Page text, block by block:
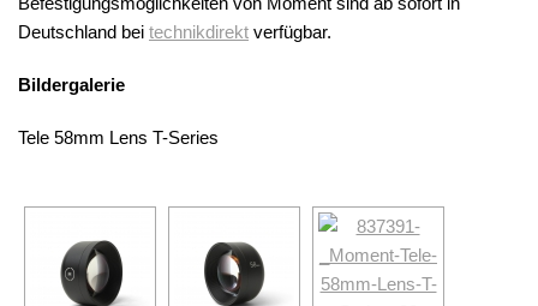
Deutschland bei technikdirekt verfügbar.
Bildergalerie
Tele 58mm Lens T-Series